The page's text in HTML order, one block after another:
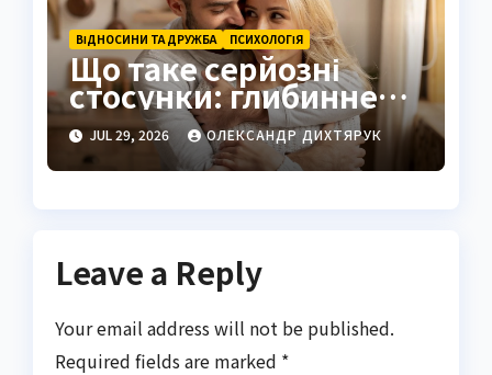
ВІДНОСИНИ ТА ДРУЖБА ПСИХОЛОГІЯ
Що таке серйозні
стосунки: глибинне
розуміння
справжнього
партнерства
JUL 29, 2026 ОЛЕКСАНДР ДИХТЯРУК
Leave a Reply
Your email address will not be published.
Required fields are marked *